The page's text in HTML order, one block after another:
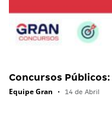
Concursos
Equipe Gran • 14 de Abril